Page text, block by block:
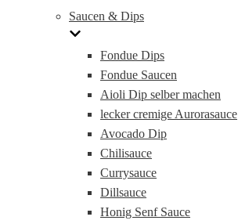
Saucen & Dips
Fondue Dips
Fondue Saucen
Aioli Dip selber machen
lecker cremige Aurorasauce
Avocado Dip
Chilisauce
Currysauce
Dillsauce
Honig Senf Sauce